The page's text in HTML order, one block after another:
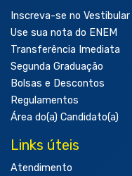
Inscreva-se no Vestibular
Use sua nota do ENEM
Transferência Imediata
Segunda Graduação
Bolsas e Descontos
Regulamentos
Área do(a) Candidato(a)
Links úteis
Atendimento